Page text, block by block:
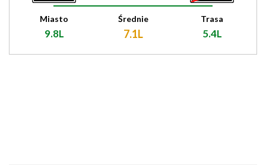
Miasto
9.8L
Średnie
7.1L
Trasa
5.4L